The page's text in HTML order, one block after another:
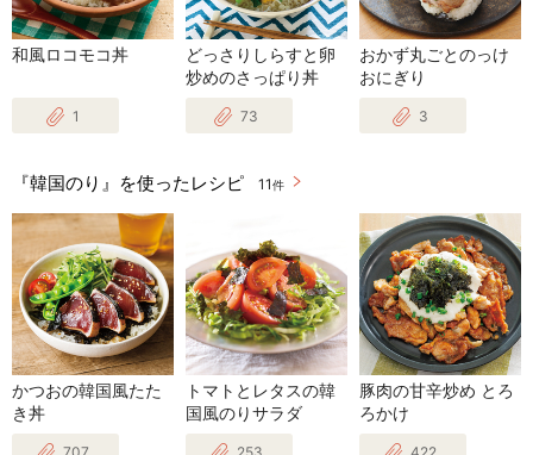
和風ロコモコ丼
1
どっさりしらすと卵
炒めのさっぱり丼
73
おかず丸ごとのっけ
おにぎり
3
『韓国のり』を使ったレシピ 11 件
かつおの韓国風たた
き丼
707
トマトとレタスの韓
国風のりサラダ
253
豚肉の甘辛炒め とろ
ろかけ
422